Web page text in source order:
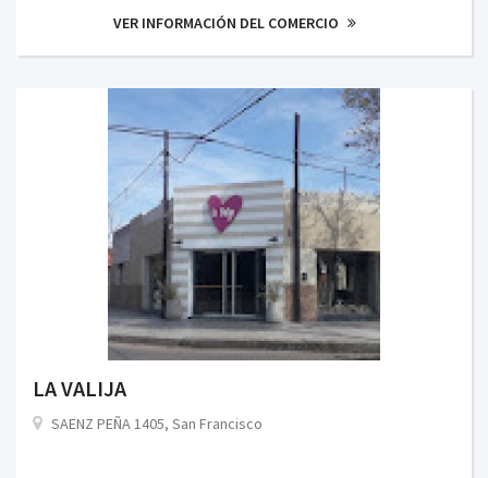
VER INFORMACIÓN DEL COMERCIO
LA VALIJA
SAENZ PEÑA 1405, San Francisco